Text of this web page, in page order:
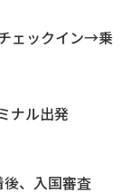
ェックイン→乗
ナル出発
、入国審査